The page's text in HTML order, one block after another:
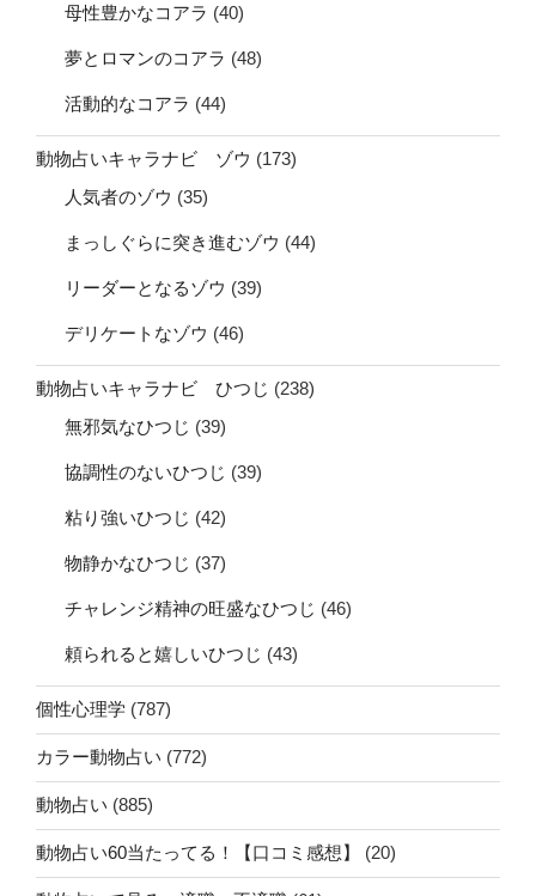
母性豊かなコアラ (40)
夢とロマンのコアラ (48)
活動的なコアラ (44)
動物占いキャラナビ ゾウ (173)
人気者のゾウ (35)
まっしぐらに突き進むゾウ (44)
リーダーとなるゾウ (39)
デリケートなゾウ (46)
動物占いキャラナビ ひつじ (238)
無邪気なひつじ (39)
協調性のないひつじ (39)
粘り強いひつじ (42)
物静かなひつじ (37)
チャレンジ精神の旺盛なひつじ (46)
頼られると嬉しいひつじ (43)
個性心理学 (787)
カラー動物占い (772)
動物占い (885)
動物占い60当たってる！【口コミ感想】 (20)